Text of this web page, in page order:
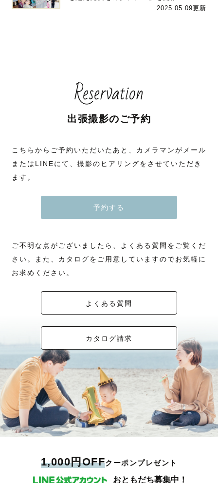
2025.05.09更新
Reservation
出張撮影のご予約
こちらからご予約いただいたあと、カメラマンがメール
またはLINEにて、撮影のヒアリングをさせていただき
ます。
予約する
ご不明な点がございましたら、よくある質問をご覧くだ
さい。また、カタログをご用意していますのでお気軽に
お求めください。
よくある質問
カタログ請求
1,000円OFFクーポンプレゼント
おともだち募集中！